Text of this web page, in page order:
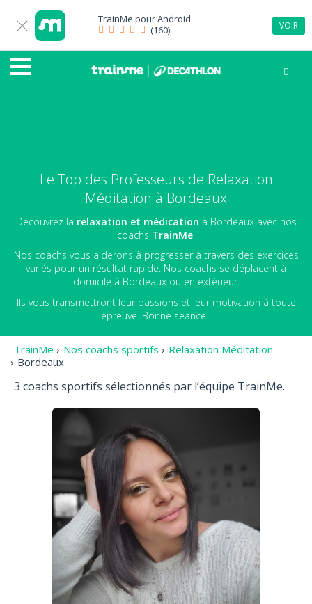
TrainMe pourAndroid
(160)
VOIR
Le Top des Professeurs de Relaxation
Méditation à Bordeaux
Découvrez la relaxation et médication à Bordeaux avec nos
coachs TrainMe
Nos coachs vous aiderons à progresser à travers des exercices
variés pour un résultat rapide. Nos coachs se déplacent à
domicile à Bordeaux ou en extérieur.
Ils vous transmettront leur passions et leur motivation à toute
épreuve. Bonne séance !
TrainMe › Nos coachs sportifs › Relaxation Méditation
› Bordeaux
3 coachs sportifs sélectionnés par l’équipe TrainMe.